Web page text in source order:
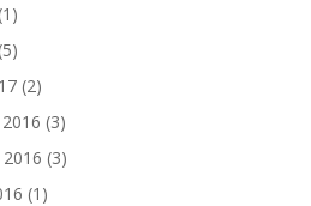
(1)
(5)
(2)
(3)
(3)
(1)